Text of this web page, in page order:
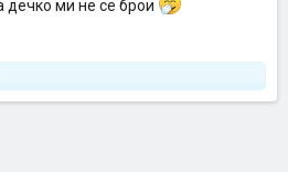
дечко ми не се брои